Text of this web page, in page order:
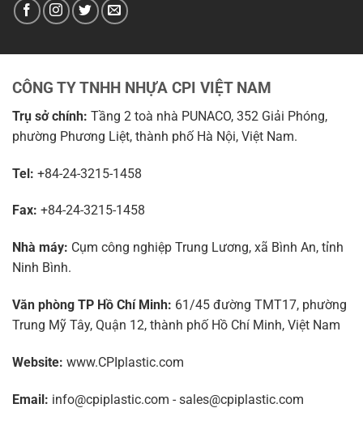
CÔNG TY TNHH NHỰA CPI VIỆT NAM
Trụ sở chính: Tầng 2 toà nhà PUNACO, 352 Giải Phóng,
phường Phương Liệt, thành phố Hà Nội, Việt Nam.
Tel: +84-24-3215-1458
Fax: +84-24-3215-1458
Nhà máy: Cụm công nghiệp Trung Lương, xã Bình An, tỉnh
Ninh Bình.
Văn phòng TP Hồ Chí Minh: 61/45 đường TMT17, phường
Trung Mỹ Tây, Quận 12, thành phố Hồ Chí Minh, Việt Nam
Website: www.CPIplastic.com
Email: info@cpiplastic.com - sales@cpiplastic.com